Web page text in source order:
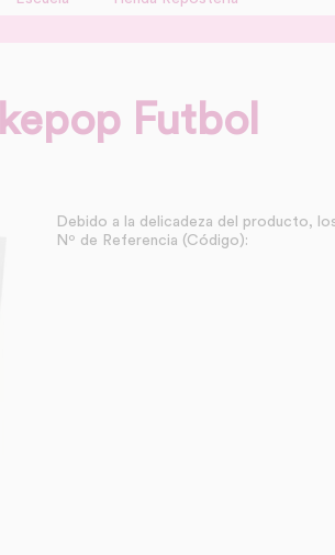
Futbol
Debido a la delicadeza del producto,
Nº de Referencia (Código):